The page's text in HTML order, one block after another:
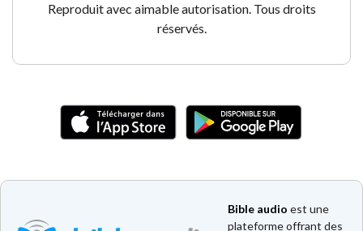
Reproduit avec aimable autorisation. Tous droits
réservés.
Bible audio est une
plateforme offrant des